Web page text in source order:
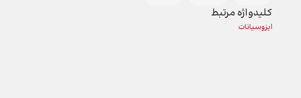
کلیدواژه مرتبط
ایزوسیانات